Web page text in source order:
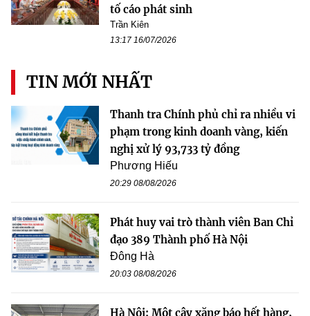
tố cáo phát sinh
Trần Kiên
13:17 16/07/2026
TIN MỚI NHẤT
Thanh tra Chính phủ chỉ ra nhiều vi
phạm trong kinh doanh vàng, kiến
nghị xử lý 93,733 tỷ đồng
Phương Hiếu
20:29 08/08/2026
Phát huy vai trò thành viên Ban Chỉ
đạo 389 Thành phố Hà Nội
Đông Hà
20:03 08/08/2026
Hà Nội: Một cây xăng báo hết hàng,